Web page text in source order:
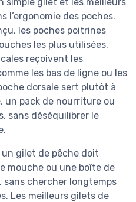
l’ergonomie des poches.
les poches poitrines
les plus utilisées,
reçoivent les
les bas de ligne ou les
dorsale sert plutôt à
un pack de nourriture ou
sans déséquilibrer le
un gilet de pêche doit
mouche ou une boîte de
sans chercher longtemps
Les meilleurs gilets de